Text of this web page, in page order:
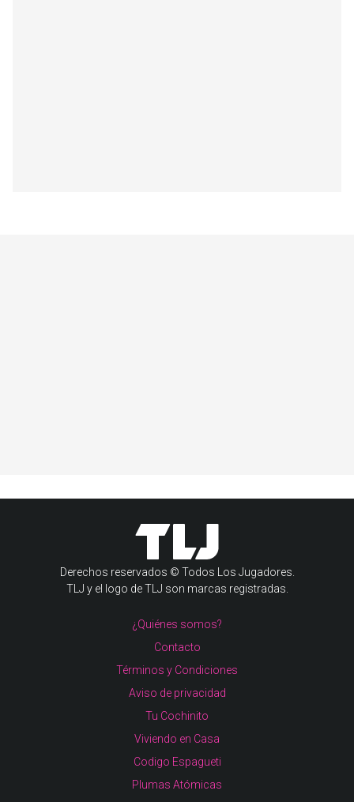
Derechos reservados © Todos Los Jugadores.
TLJ y el logo de TLJ son marcas registradas.
¿Quiénes somos?
Contacto
Términos y Condiciones
Aviso de privacidad
Tu Cochinito
Viviendo en Casa
Codigo Espagueti
Plumas Atómicas